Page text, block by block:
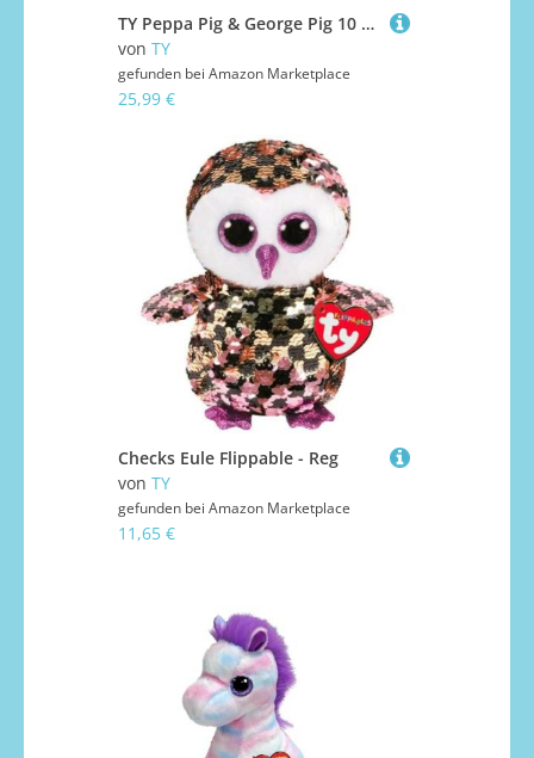
TY Peppa Pig & George Pig 10 Zoll Multipack - Beanie Baby Weiche Plüschtiere - Sammlerstück Kuscheltiere
von TY
gefunden bei Amazon Marketplace
25,99 €
Checks Eule Flippable - Reg
von TY
gefunden bei Amazon Marketplace
11,65 €